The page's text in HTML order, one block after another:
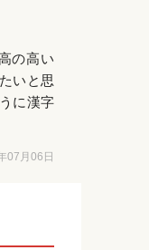
の高い
いと思
に漢字
07月06日